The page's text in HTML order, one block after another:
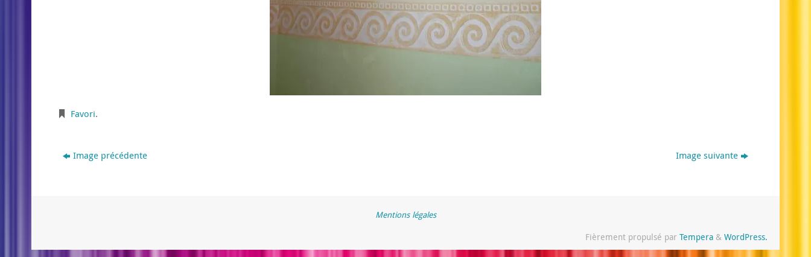
Favori.
Image précédente Image suivante
Mentions légales
Fièrement propulsé par Tempera & WordPress.